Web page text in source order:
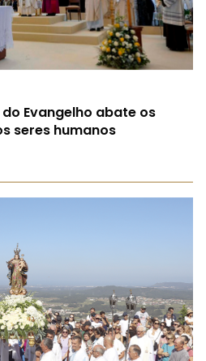
Evangelho abate os
seres humanos